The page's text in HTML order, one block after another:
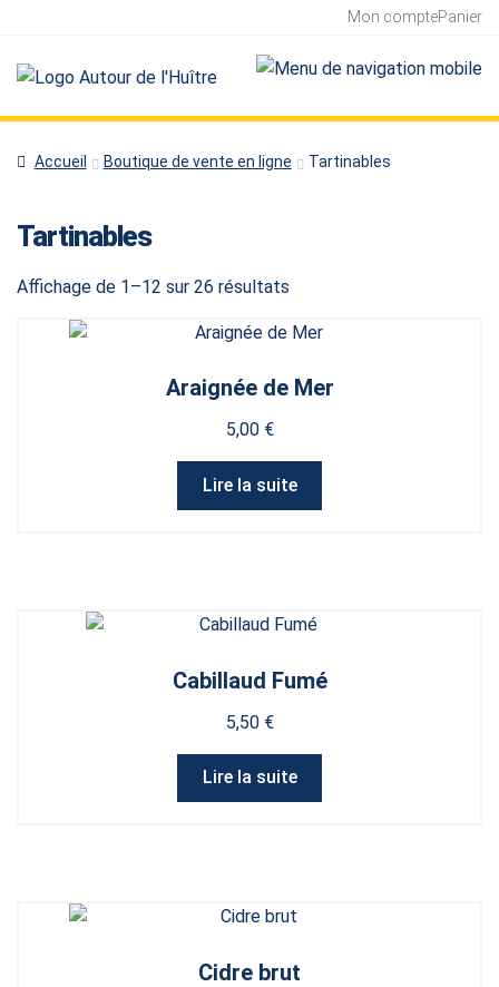
Mon comptePanier
Accueil Boutique de vente en ligne Tartinables
Tartinables
Affichage de 1–12 sur 26 résultats
Araignée de Mer
5,00 €
Lire la suite
Cabillaud Fumé
5,50 €
Lire la suite
Cidre brut